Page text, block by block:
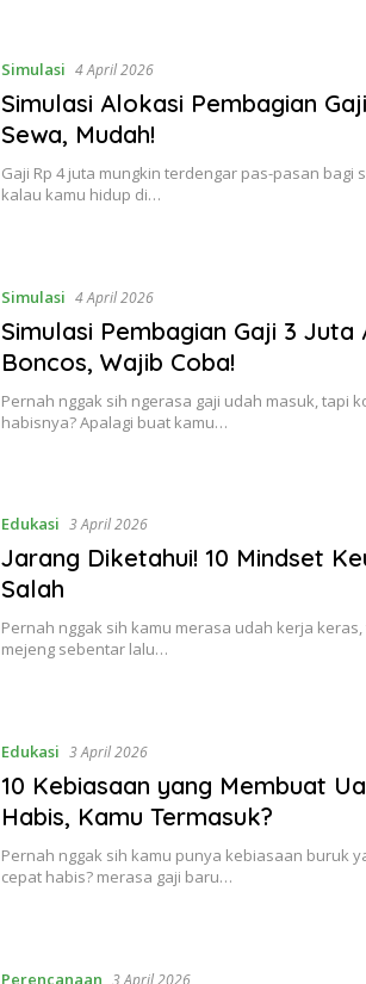
Simulasi 4 April 2026
Simulasi Alokasi Pembagian
Sewa, Mudah!
Gaji Rp 4 juta mungkin terdengar pas-pasan bagi
kalau kamu hidup di…
Simulasi 4 April 2026
Simulasi Pembagian Gaji 3 Juta
Boncos, Wajib Coba!
Pernah nggak sih ngerasa gaji udah masuk, tapi
habisnya? Apalagi buat kamu…
Edukasi 3 April 2026
Jarang Diketahui! 10 Mindset
Salah
Pernah nggak sih kamu merasa udah kerja
mejeng sebentar lalu…
Edukasi 3 April 2026
10 Kebiasaan yang Membuat
Habis, Kamu Termasuk?
Pernah nggak sih kamu punya kebiasaan buruk
cepat habis? merasa gaji baru…